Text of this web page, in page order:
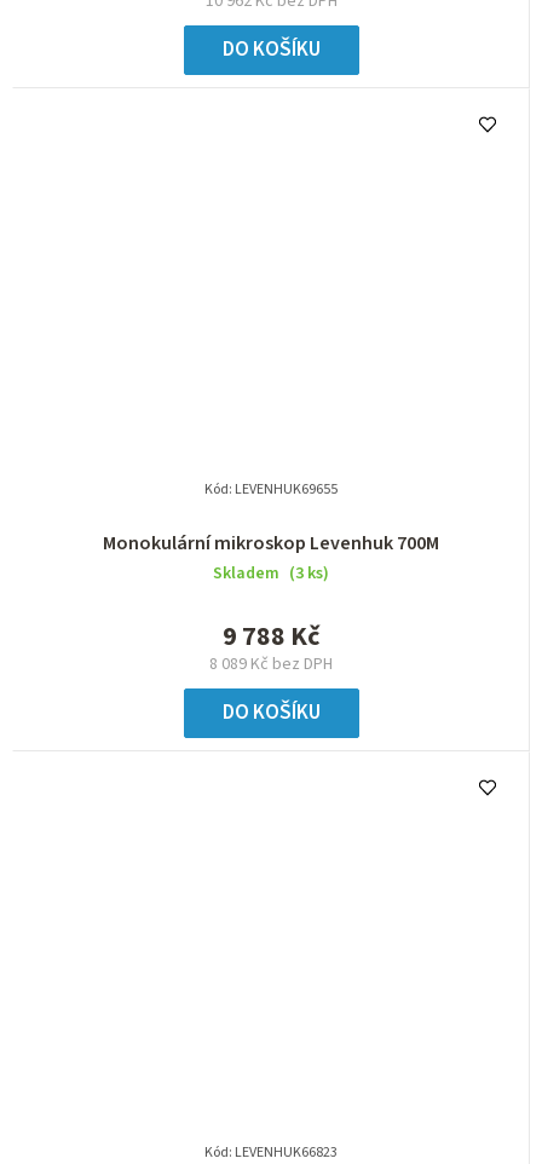
DO KOŠÍKU
Monokulární mikroskop Levenhuk 700M
Skladem (3 ks)
8 089 Kč bez DPH
9 788 Kč
DO KOŠÍKU
Kód: LEVENHUK69655
Kód: LEVENHUK66823